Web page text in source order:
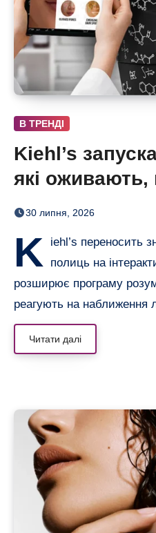
В ТРЕНДІ
Kiehl’s
які оживають,
підходиш
30 липня, 2026
K
iehl’s переносить
полиць на
розширює програму
реагують на наближення
Читати далі